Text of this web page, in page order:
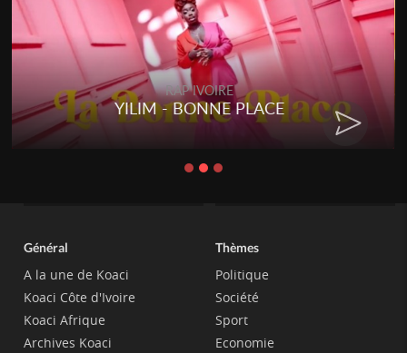
RAP IVOIRE
YILIM - BONNE PLACE
Général
A la une de Koaci
Koaci Côte d'Ivoire
Koaci Afrique
Archives Koaci
Thèmes
Politique
Société
Sport
Economie